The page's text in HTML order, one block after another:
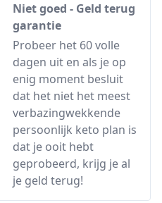
Niet goed - Geld terug
garantie
Probeer het 60 volle
dagen uit en als je op
enig moment besluit
dat het niet het meest
verbazingwekkende
persoonlijk keto plan is
dat je ooit hebt
geprobeerd, krijg je al
je geld terug!